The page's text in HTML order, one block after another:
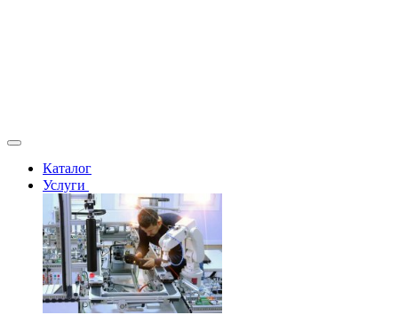
Каталог
Услуги